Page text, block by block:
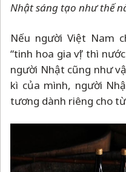
Nhật sáng tạo như thế
Nếu người Việt Nam
“tinh hoa gia vị” thì
người Nhật cũng như
kì của mình, người
tương dành riêng cho